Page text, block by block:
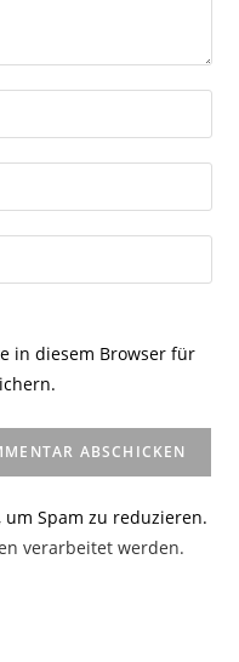
in diesem Browser für
um Spam zu reduzieren.
verarbeitet werden.